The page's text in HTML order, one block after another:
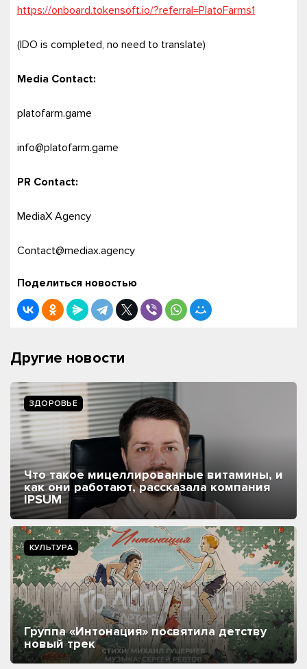
https://onboard.tokensoft.io/?referral=PlatoFarms1
(IDO is completed, no need to translate)
Media Contact:
platofarm.game
info@platofarm.game
PR Contact:
MediaX Agency
Contact@mediax.agency
Поделиться новостью
Другие новости
ЗДОРОВЬЕ
Что такое мицеллированные витамины, и
как они работают, рассказала компания
IPSUM
КУЛЬТУРА
Группа «Интонация» посвятила детству
новый трек